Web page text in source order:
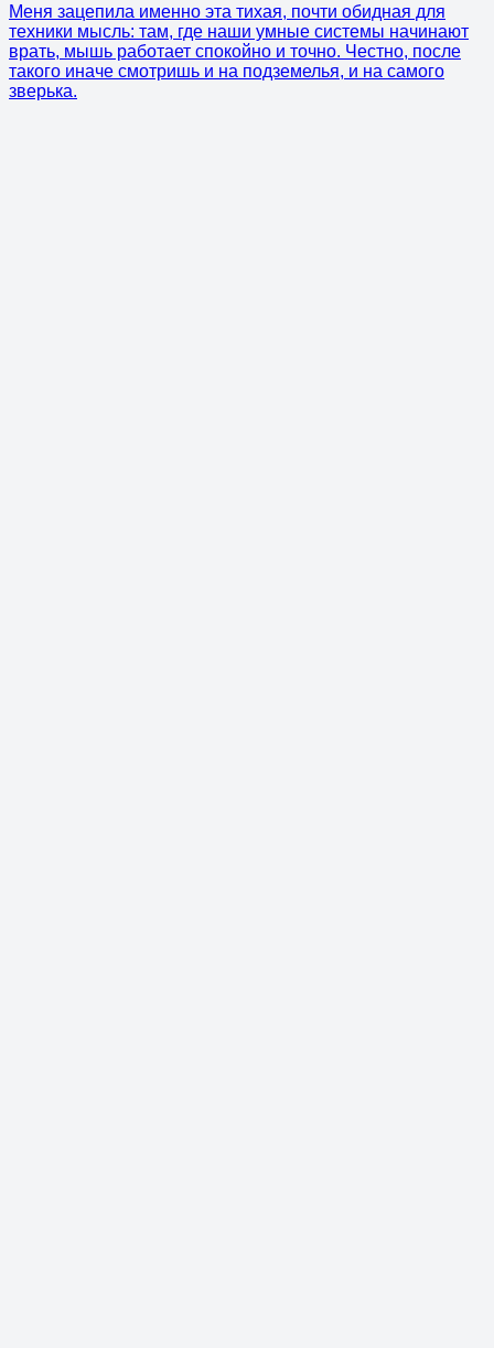
Меня зацепила именно эта тихая, почти обидная для
техники мысль: там, где наши умные системы начинают
врать, мышь работает спокойно и точно. Честно, после
такого иначе смотришь и на подземелья, и на самого
зверька.